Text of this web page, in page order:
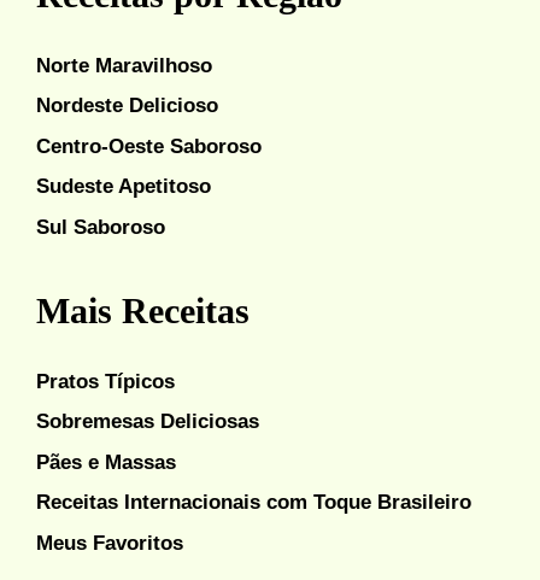
Norte Maravilhoso
Nordeste Delicioso
Centro-Oeste Saboroso
Sudeste Apetitoso
Sul Saboroso
Mais Receitas
Pratos Típicos
Sobremesas Deliciosas
Pães e Massas
Receitas Internacionais com Toque Brasileiro
Meus Favoritos